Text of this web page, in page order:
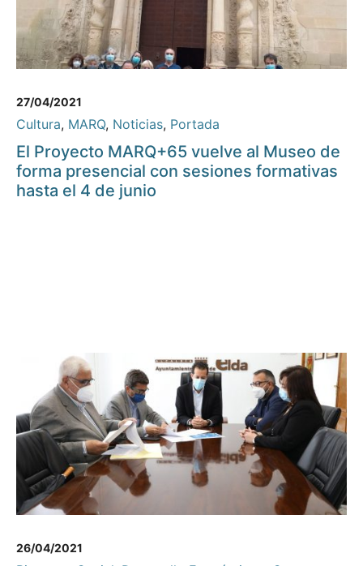
27/04/2021
Cultura, MARQ, Noticias, Portada
El Proyecto MARQ+65 vuelve al Museo de
forma presencial con sesiones formativas
hasta el 4 de junio
26/04/2021